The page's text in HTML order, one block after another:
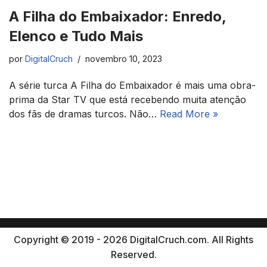
A Filha do Embaixador: Enredo,
Elenco e Tudo Mais
por DigitalCruch novembro 10, 2023
A série turca A Filha do Embaixador é mais uma obra-
prima da Star TV que está recebendo muita atenção
dos fãs de dramas turcos. Não… Read More »
Copyright © 2019 - 2026 DigitalCruch.com. All Rights
Reserved.